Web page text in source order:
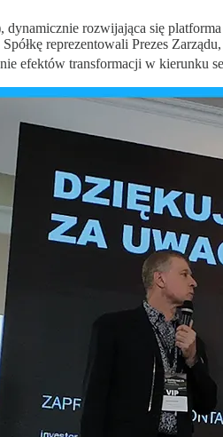
rozwijająca się
reprezentowali Prezes
efektów transformacji w kierunku